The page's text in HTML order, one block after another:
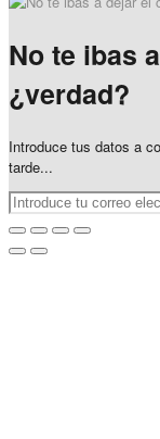
No te ibas
¿verdad?
Introduce tus datos a
tarde...